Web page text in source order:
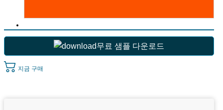
무료 샘플 다운로드
지금 구매